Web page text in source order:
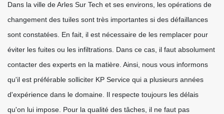
Dans la ville de Arles Sur Tech et ses environs, les opérations de
changement des tuiles sont très importantes si des défaillances
sont constatées. En fait, il est nécessaire de les remplacer pour
éviter les fuites ou les infiltrations. Dans ce cas, il faut absolument
contacter des experts en la matière. Ainsi, nous vous informons
qu'il est préférable solliciter KP Service qui a plusieurs années
d'expérience dans le domaine. Il respecte toujours les délais
qu'on lui impose. Pour la qualité des tâches, il ne faut pas